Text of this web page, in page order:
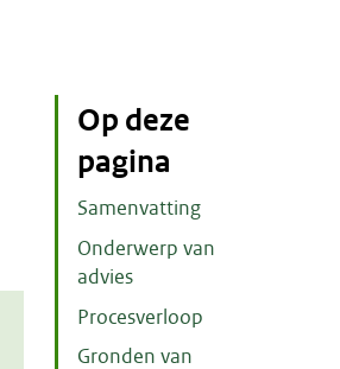
Op deze
pagina
Samenvatting
Onderwerp van
advies
Procesverloop
Gronden van